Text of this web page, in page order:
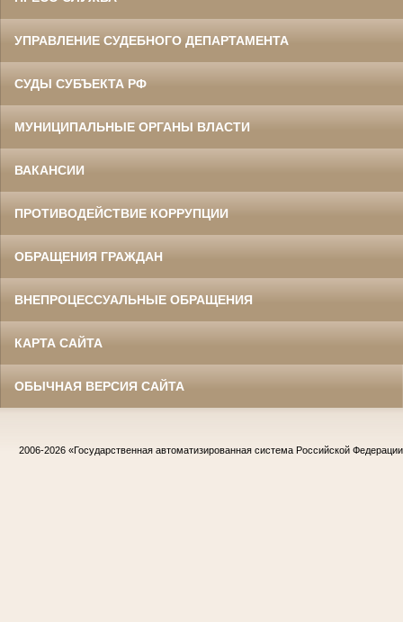
УПРАВЛЕНИЕ СУДЕБНОГО ДЕПАРТАМЕНТА
СУДЫ СУБЪЕКТА РФ
МУНИЦИПАЛЬНЫЕ ОРГАНЫ ВЛАСТИ
ВАКАНСИИ
ПРОТИВОДЕЙСТВИЕ КОРРУПЦИИ
ОБРАЩЕНИЯ ГРАЖДАН
ВНЕПРОЦЕССУАЛЬНЫЕ ОБРАЩЕНИЯ
КАРТА САЙТА
ОБЫЧНАЯ ВЕРСИЯ САЙТА
2006-2026 «Государственная автоматизированная система Российской